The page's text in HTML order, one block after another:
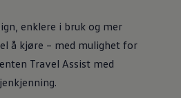
enklere i bruk og mer
å kjøre – med mulighet for
Travel Assist med